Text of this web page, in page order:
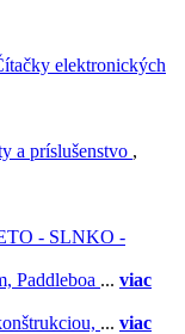
elektronických
a príslušenstvo ,
- SLNKO -
Paddleboa ... viac
... viac